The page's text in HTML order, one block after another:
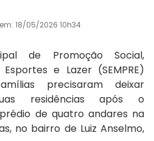
18/05/2026 10h34
de Promoção Social,
e Lazer (SEMPRE)
precisaram deixar
residências após o
de quatro andares na
no bairro de Luiz Anselmo,